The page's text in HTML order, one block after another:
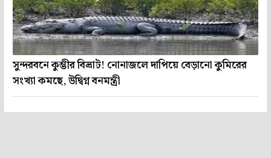
সুন্দরবনে কুম্ভীর বিভ্রাট! নোনাজলে দাপিয়ে বেড়ানো কুমিরের
সংখ্যা কমছে, উদ্বিগ্ন বনমন্ত্রী